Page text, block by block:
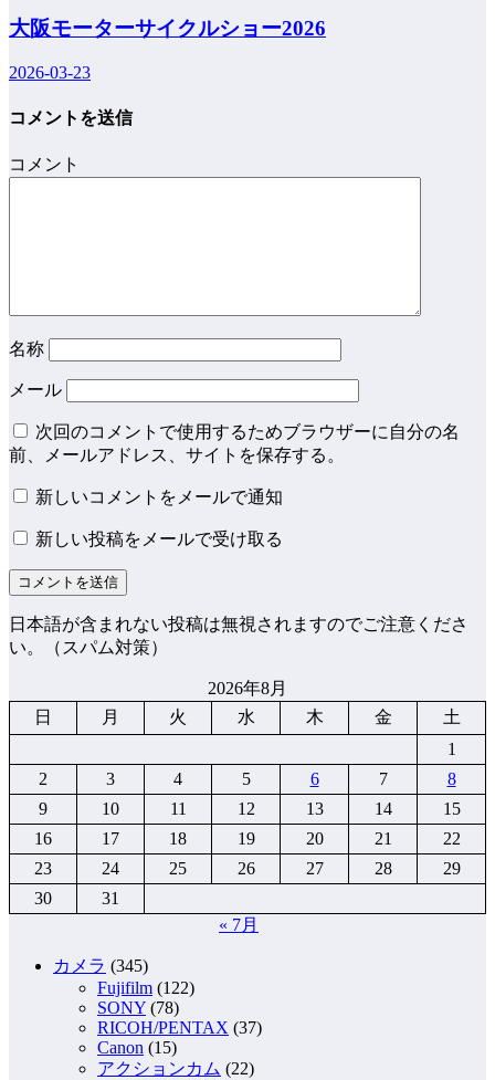
大阪モーターサイクルショー2026
2026-03-23
コメントを送信
コメント
名称
メール
次回のコメントで使用するためブラウザーに自分の名
前、メールアドレス、サイトを保存する。
新しいコメントをメールで通知
新しい投稿をメールで受け取る
日本語が含まれない投稿は無視されますのでご注意くださ
い。（スパム対策）
2026年8月
日
月 火 水 木 金
土
1
2
3 4 5 6 7
8
9
10 11 12 13 14
15
16
17 18 19 20 21
22
23
24 25 26 27 28
29
30
31
« 7月
カメラ (345)
Fujifilm (122)
SONY (78)
RICOH/PENTAX (37)
Canon (15)
アクションカム (22)